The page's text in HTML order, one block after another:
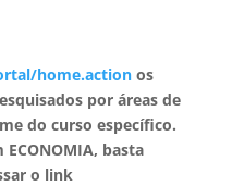
home.actionos
por áreas de
do curso específico.
basta
o link